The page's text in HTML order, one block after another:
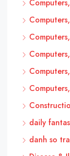
daily
danh so